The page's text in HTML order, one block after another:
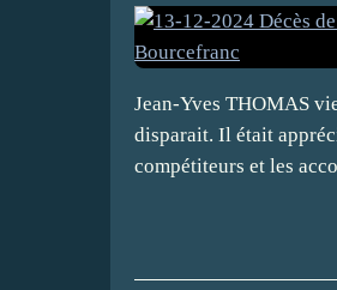
Jean-Yves THOMAS
disparait. Il était
compétiteurs et les